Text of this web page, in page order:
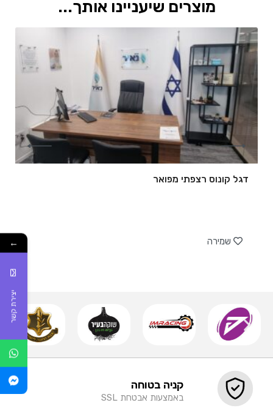
מוצרים שיעניינו אותך...
דגל קונוס רצפתי מפואר
שמירה
קניה בטוחה
באמצעות אבטחת SSL
←
יצירת קשר